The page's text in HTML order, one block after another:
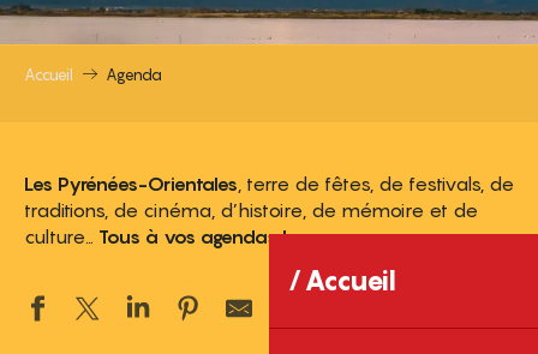
Accueil
Accueil Agenda
Les Pyrénées-Orientales , terre de fêtes, de festivals, de
traditions, de cinéma, d’histoire, de mémoire et de
culture… Tous à vos agendas !